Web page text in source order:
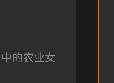
的农业女